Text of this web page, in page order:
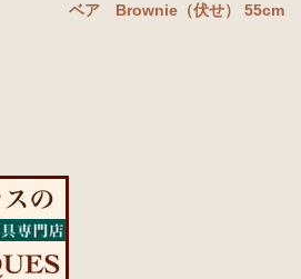
ベア Brownie（伏せ） 55cm